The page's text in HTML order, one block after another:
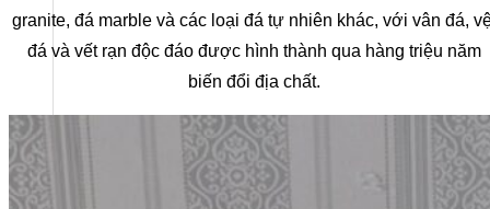
granite, đá marble và các loại đá tự nhiên khác, với vân đá,
đá và vết rạn độc đáo được hình thành qua hàng triệu năm
biến đổi địa chất.